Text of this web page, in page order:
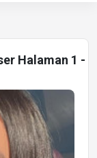
Halaman 1 -